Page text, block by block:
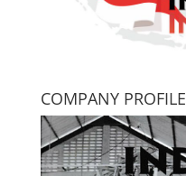
COMPANY PROFILE